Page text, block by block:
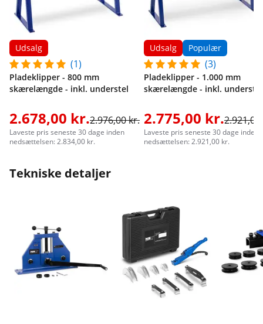
Udsalg
(1)
Pladeklipper - 800 mm
skærelængde - inkl. understel
2.678,00 kr.2.976,00 kr.
Laveste pris seneste 30 dage inden
nedsættelsen: 2.834,00 kr.
Udsalg Populær
(3)
Pladeklipper - 1.000 mm
skærelængde - inkl. understel
2.775,00 kr.
Laveste pris seneste 30 dage inden
nedsættelsen: 2.921,00 kr.
Tekniske detaljer